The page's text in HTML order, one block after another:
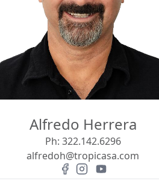
Alfredo Herrera
Ph: 322.142.6296
alfredoh@tropicasa.com